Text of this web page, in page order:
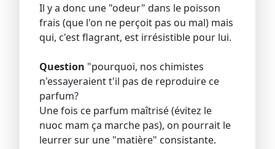
Il y a donc une "odeur" dans le poisson
frais (que l'on ne perçoit pas ou mal) mais
qui, c'est flagrant, est irrésistible pour lui.
Question "pourquoi, nos chimistes
n'essayeraient t'il pas de reproduire ce
parfum?
Une fois ce parfum maîtrisé (évitez le
nuoc mam ça marche pas), on pourrait le
leurrer sur une "matière" consistante.